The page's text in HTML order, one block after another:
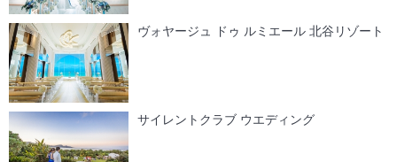
ヴォヤージュ ドゥ ルミエール 北谷リゾート
サイレントクラブ ウエディング